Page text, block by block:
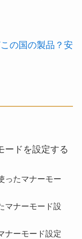
の国の製品？安
ードを設定する
ったマナーモー
マナーモード設
ナーモード設定